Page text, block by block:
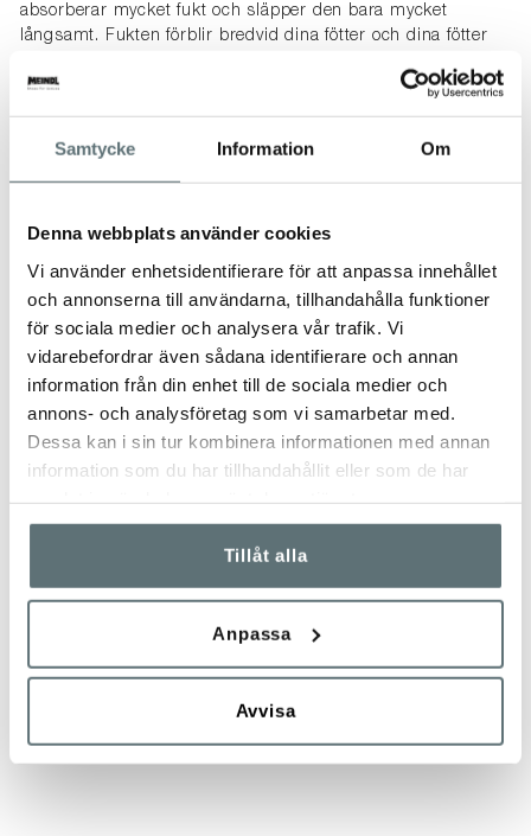
Samtycke Information Om
Denna webbplats använder cookies
Vi använder enhetsidentifierare för att anpassa innehållet
och annonserna till användarna, tillhandahålla funktioner
för sociala medier och analysera vår trafik. Vi
vidarebefordrar även sådana identifierare och annan
information från din enhet till de sociala medier och
annons- och analysföretag som vi samarbetar med.
Dessa kan i sin tur kombinera informationen med annan
information som du har tillhandahållit eller som de har
Tillåt alla
Anpassa
Avvisa
absorberar mycket fukt och släpper den bara mycket
långsamt. Fukten förblir bredvid dina fötter och dina fötter
högkvalitativ ull (t.ex. Merino) och syntetfibrer (t.ex.
STORLEKSTABELL